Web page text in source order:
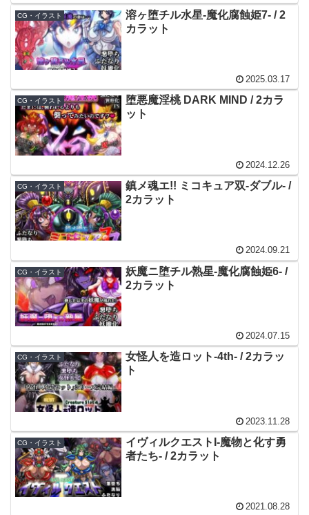
CG・イラスト
溶ヶ堕チル水星-魔化腐蝕姫7- / 2
カラット
2025.03.17
CG・イラスト
堕悪魔淫桃 DARK MIND / 2カラ
ット
2024.12.26
CG・イラスト
鎮メ魂エ!! ミコキュア双-ダブル- /
2カラット
2024.09.21
CG・イラスト
妖魔ニ堕チル熟星-魔化腐蝕姫6- /
2カラット
2024.07.15
CG・イラスト
女怪人を造ロット-4th- / 2カラッ
ト
2023.11.28
CG・イラスト
イヴィルクエストI-魔物と化す勇
者たち- / 2カラット
2021.08.28